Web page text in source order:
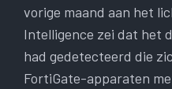
vorige maand aan het
Intelligence zei dat het
had gedetecteerd die
FortiGate-apparaten